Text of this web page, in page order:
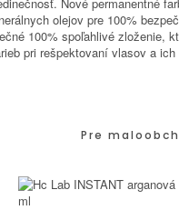
olejov pre 100%
100% spoľahlivé
pri rešpektovaní vlasov a ich
Pre